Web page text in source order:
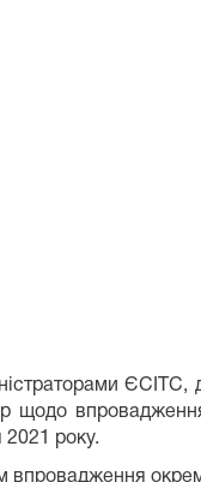
щодо
2021 року.
впровадження